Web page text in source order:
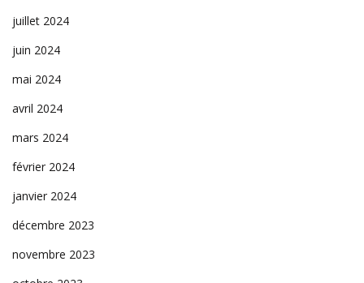
juillet 2024
juin 2024
mai 2024
avril 2024
mars 2024
février 2024
janvier 2024
décembre 2023
novembre 2023